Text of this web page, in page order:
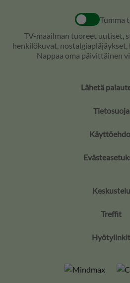
Tumma
TV-maailman tuoreet uutiset,
henkilökuvat,
Nappaa oma päivittäinen
Lähetä
Tietosuoja
Keskustelu
Treffit
Hyötylinkit